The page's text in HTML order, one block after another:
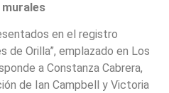
en el registro
de Orilla”, emplazado en Los
a Constanza Cabrera,
de Ian Campbell y Victoria